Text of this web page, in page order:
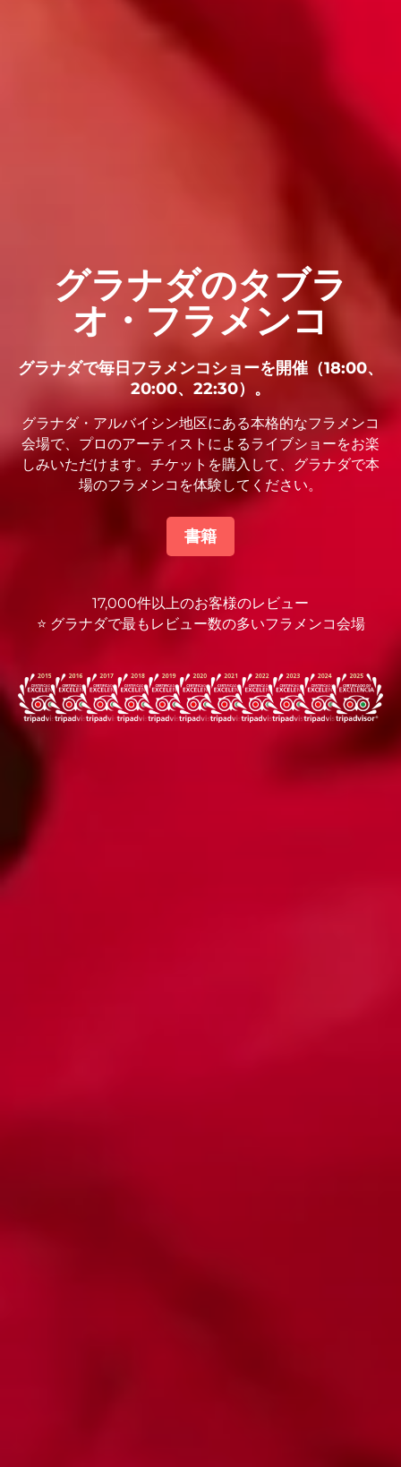
グラナダのタブラ
オ・フラメンコ
グラナダで毎日フラメンコショーを開催（18:00、
20:00、22:30）。
グラナダ・アルバイシン地区にある本格的なフラメンコ
会場で、プロのアーティストによるライブショーをお楽
しみいただけます。チケットを購入して、グラナダで本
場のフラメンコを体験してください。
書籍
17,000件以上のお客様のレビュー
⭐ グラナダで最もレビュー数の多いフラメンコ会場